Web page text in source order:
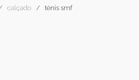
calçado ténis smf